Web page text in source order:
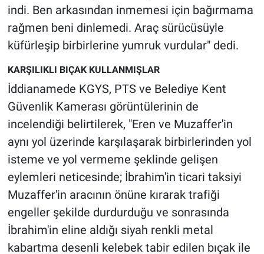
indi. Ben arkasından inmemesi için bağırmama
rağmen beni dinlemedi. Araç sürücüsüyle
küfürleşip birbirlerine yumruk vurdular" dedi.
KARŞILIKLI BIÇAK KULLANMIŞLAR
İddianamede KGYS, PTS ve Belediye Kent
Güvenlik Kamerası görüntülerinin de
incelendiği belirtilerek, "Eren ve Muzaffer'in
aynı yol üzerinde karşılaşarak birbirlerinden yol
isteme ve yol vermeme şeklinde gelişen
eylemleri neticesinde; İbrahim'in ticari taksiyi
Muzaffer'in aracının önüne kırarak trafiği
engeller şekilde durdurduğu ve sonrasında
İbrahim'in eline aldığı siyah renkli metal
kabartma desenli kelebek tabir edilen bıçak ile